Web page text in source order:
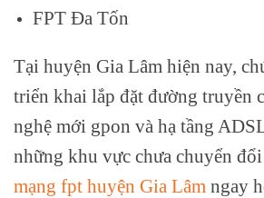
FPT Đa Tốn
Tại huyện Gia Lâm hiện nay,
triển khai lắp đặt đường truyền
nghệ mới gpon và hạ tầng
những khu vực chưa chuyển
mạng fpt huyện Gia Lâm ngay